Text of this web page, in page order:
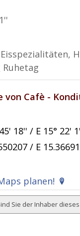
von Cafè -
18'' / E 15° 22'
/ E
planen!
Sie der Inhaber